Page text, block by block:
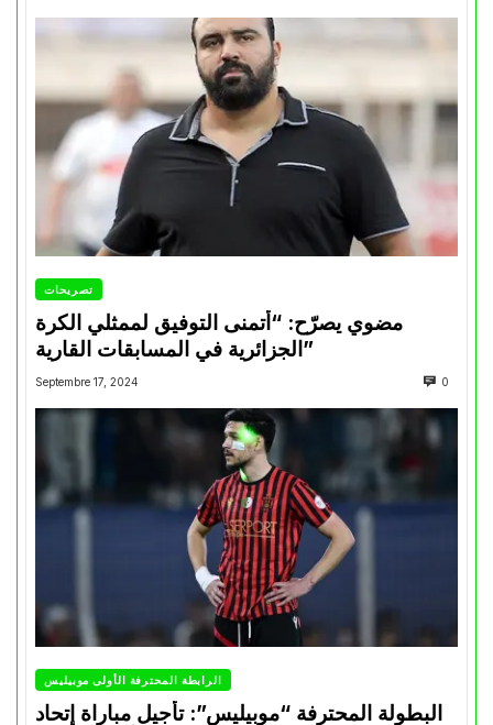
تصريحات
مضوي يصرّح: “أتمنى التوفيق لممثلي الكرة
الجزائرية في المسابقات القارية”
Septembre 17, 2024 0
الرابطة المحترفة الأولى موبيليس
البطولة المحترفة “موبيليس”: تأجيل مباراة إتحاد